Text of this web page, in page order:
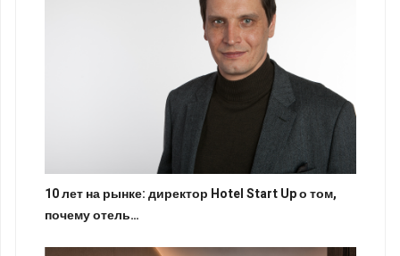
10 лет на рынке: директор Hotel Start Up о том,
почему отель…